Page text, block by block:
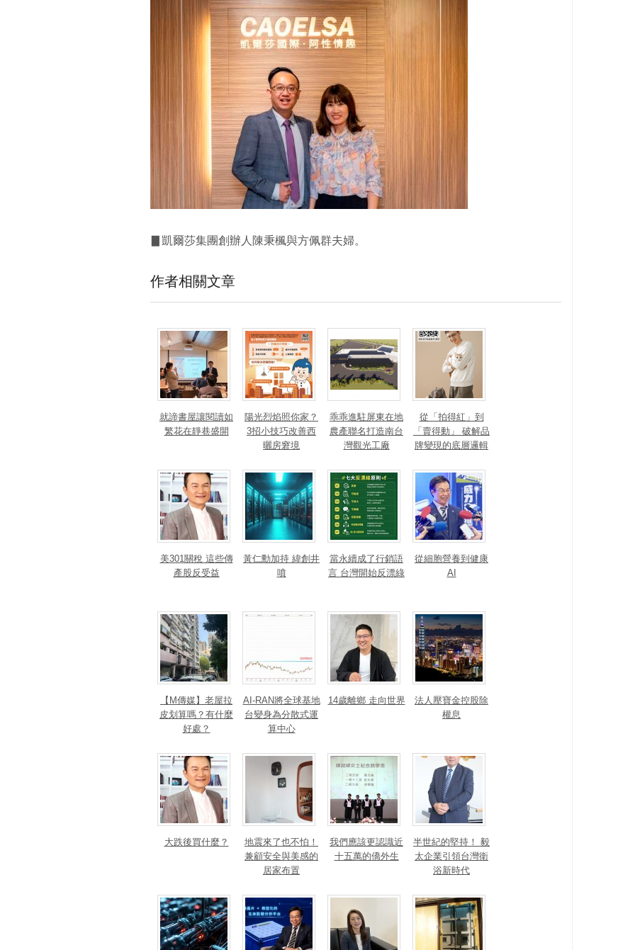
▊凱爾莎集團創辦人陳秉楓與方佩群夫婦。
作者相關文章
就諦書屋讓閱讀如
繁花在靜巷盛開
陽光烈焰照你家？
3招小技巧改善西
曬房窘境
乖乖進駐屏東在地
農產聯名打造南台
灣觀光工廠
從「拍得紅」到
「賣得動」 破解品
牌變現的底層邏輯
美301關稅 這些傳
產股反受益
黃仁勳加持 緯創井
噴
當永續成了行銷語
言 台灣開始反漂綠
從細胞營養到健康
AI
【M傳媒】老屋拉
皮划算嗎？有什麼
好處？
AI-RAN將全球基地
台變身為分散式運
算中心
14歲離鄉 走向世界
法人壓寶金控股除
權息
大跌後買什麼？
地震來了也不怕！
兼顧安全與美感的
居家布置
我們應該更認識近
十五萬的僑外生
半世紀的堅持！ 毅
太企業引領台灣衛
浴新時代